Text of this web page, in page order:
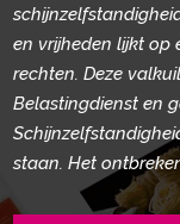
en vrijheden lijkt op
rechten. Deze
Belastingdienst en
staan. Het